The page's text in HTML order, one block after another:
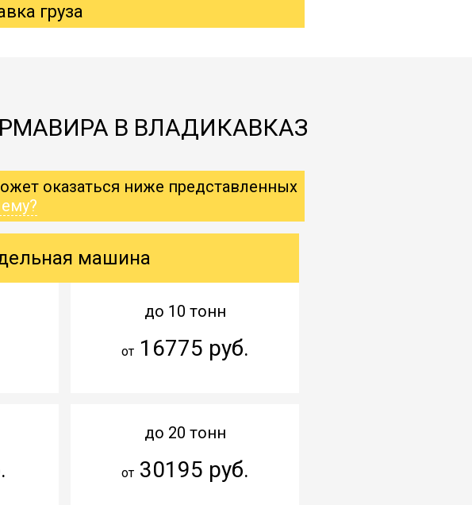
груза
В ВЛАДИКАВКАЗ
оказаться ниже представленных
машина
до 10 тонн
от16775 руб.
до 20 тонн
от30195 руб.